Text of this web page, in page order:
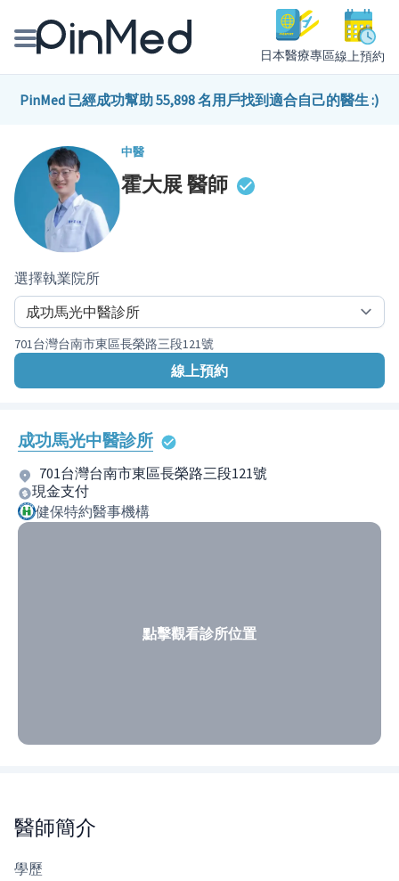
日本醫療專區線上預約
線上預約醫師、院所
醫師專欄專訪
健康主題館
PinMed 已經成功幫助 55,898 名用戶找到適合自己的醫生 :)
中醫
霍大展 醫師
選擇執業院所
701台灣台南市東區長榮路三段121號
線上預約
成功馬光中醫診所
701台灣台南市東區長榮路三段121號
現金支付
健保特約醫事機構
點擊觀看診所位置
醫師簡介
學歷